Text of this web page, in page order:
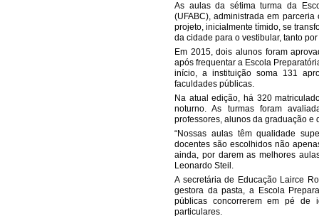
As aulas da sétima turma da
(UFABC), administrada em
projeto, inicialmente tímido, se
da cidade para o vestibular, tanto
Em 2015, dois alunos foram
após frequentar a Escola
início, a instituição soma 131
faculdades públicas.
Na atual edição, há 320
noturno. As turmas foram
professores, alunos da graduação e
“Nossas aulas têm qualidade
docentes são escolhidos não
ainda, por darem as melhores
Leonardo Steil.
A secretária de Educação Lairce
gestora da pasta, a Escola
públicas concorrerem em pé de
particulares.